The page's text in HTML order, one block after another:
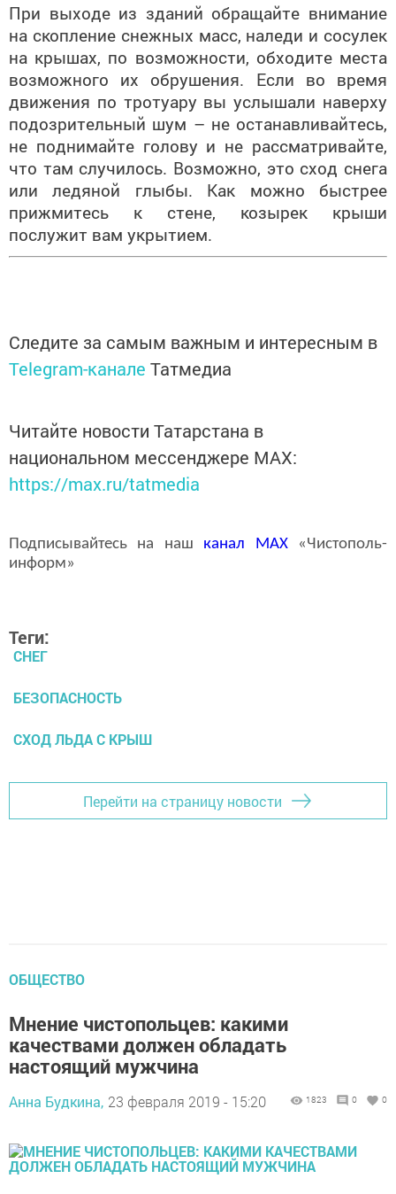
При выходе из зданий обращайте внимание
на скопление снежных масс, наледи и сосулек
на крышах, по возможности, обходите места
возможного их обрушения. Если во время
движения по тротуару вы услышали наверху
подозрительный шум – не останавливайтесь,
не поднимайте голову и не рассматривайте,
что там случилось. Возможно, это сход снега
или ледяной глыбы. Как можно быстрее
прижмитесь к стене, козырек крыши
послужит вам укрытием.
Следите за самым важным и интересным в
Telegram-канале Татмедиа
Читайте новости Татарстана в
национальном мессенджере MАХ:
https://max.ru/tatmedia
Подписывайтесь на наш канал MAX«Чистополь-
информ»
Теги:
СНЕГ
БЕЗОПАСНОСТЬ
СХОД ЛЬДА С КРЫШ
Перейти на страницу новости
ОБЩЕСТВО
Мнение чистопольцев: какими
качествами должен обладать
настоящий мужчина
Анна Будкина, 23 февраля 2019 - 15:20 1823 0 0